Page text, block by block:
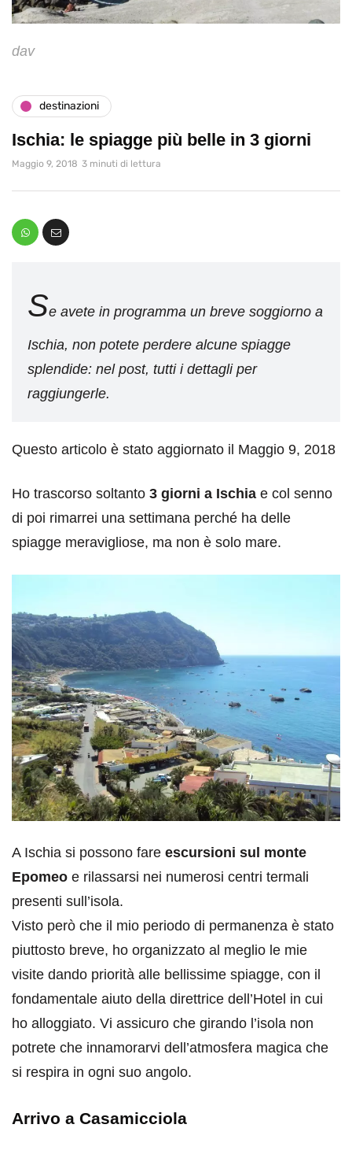
dav
destinazioni
Ischia: le spiagge più belle in 3 giorni
Maggio 9, 2018 3 minuti di lettura
Se avete in programma un breve soggiorno a
Ischia, non potete perdere alcune spiagge
splendide: nel post, tutti i dettagli per
raggiungerle.
Questo articolo è stato aggiornato il Maggio 9, 2018
Ho trascorso soltanto 3 giorni a Ischia e col senno
di poi rimarrei una settimana perché ha delle
spiagge meravigliose, ma non è solo mare.
A Ischia si possono fare escursioni sul monte
Epomeo e rilassarsi nei numerosi centri termali
presenti sull’isola.
Visto però che il mio periodo di permanenza è stato
piuttosto breve, ho organizzato al meglio le mie
visite dando priorità alle bellissime spiagge, con il
fondamentale aiuto della direttrice dell’Hotel in cui
ho alloggiato. Vi assicuro che girando l’isola non
potrete che innamorarvi dell’atmosfera magica che
si respira in ogni suo angolo.
Arrivo a Casamicciola